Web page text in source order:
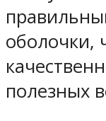
оболочки,
полезных